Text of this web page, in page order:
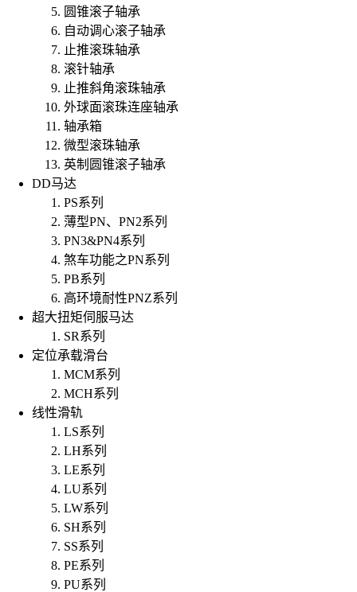
圆锥滚子轴承
自动调心滚子轴承
止推滚珠轴承
滚针轴承
止推斜角滚珠轴承
外球面滚珠连座轴承
轴承箱
微型滚珠轴承
英制圆锥滚子轴承
DD马达
PS系列
薄型PN、PN2系列
PN3&PN4系列
煞车功能之PN系列
PB系列
高环境耐性PNZ系列
超大扭矩伺服马达
SR系列
定位承载滑台
MCM系列
MCH系列
线性滑轨
LS系列
LH系列
LE系列
LU系列
LW系列
SH系列
SS系列
PE系列
PU系列